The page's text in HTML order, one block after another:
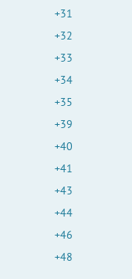
+31
+32
+33
+34
+35
+39
+40
+41
+43
+44
+46
+48